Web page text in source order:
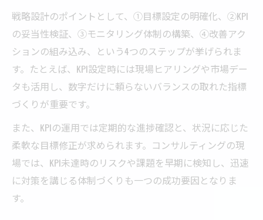
戦略設計のポイントとして、①目標設定の明確化、②KPI
の妥当性検証、③モニタリング体制の構築、④改善アク
ションの組み込み、という4つのステップが挙げられま
す。たとえば、KPI設定時には現場ヒアリングや市場デー
タも活用し、数字だけに頼らないバランスの取れた指標
づくりが重要です。
また、KPIの運用では定期的な進捗確認と、状況に応じた
柔軟な目標修正が求められます。コンサルティングの現
場では、KPI未達時のリスクや課題を早期に検知し、迅速
に対策を講じる体制づくりも一つの成功要因となりま
す。